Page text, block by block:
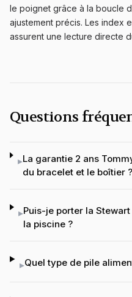
le poignet grâce à la boucle
ajustement précis. Les index
assurent une lecture directe
Questions
▸La garantie 2 ans
du bracelet et le boîtier ?
▸Puis-je porter la
la piscine ?
▸Quel type de pile